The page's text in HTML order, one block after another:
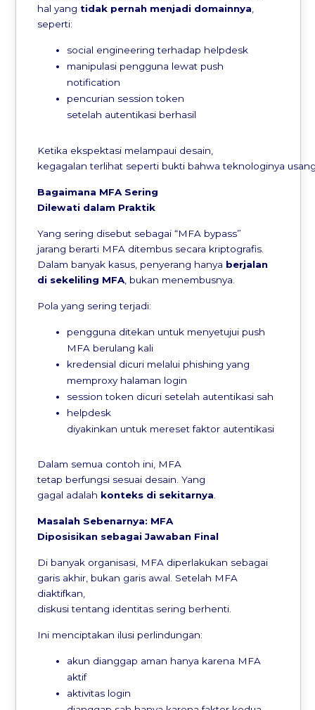
hal yangtidak pernah menjadi domainnya,
seperti:
social engineering terhadap helpdesk
manipulasi pengguna lewat push
notification
pencurian session token
setelah autentikasi berhasil
Ketika ekspektasi melampaui desain,
kegagalan terlihat seperti bukti bahwa teknologinya
Bagaimana MFA Sering
Dilewati dalam Praktik
Yang sering disebut sebagai “MFA bypass”
jarang berarti MFA ditembus secara kriptografis.
Dalam banyak kasus, penyerang hanya berjalan
di sekeliling MFA , bukan menembusnya.
Pola yang sering terjadi:
pengguna ditekan untuk menyetujui push
MFA berulang kali
kredensial dicuri melalui phishing yang
memproxy halaman login
session token dicuri setelah autentikasi sah
helpdesk
diyakinkan untuk mereset faktor autentikasi
Dalam semua contoh ini, MFA
tetap berfungsi sesuai desain. Yang
gagal adalah konteks di sekitarnya.
Masalah Sebenarnya: MFA
Diposisikan sebagai Jawaban Final
Di banyak organisasi, MFA diperlakukan sebagai
garis akhir, bukan garis awal. Setelah MFA
diaktifkan,
diskusi tentang identitas sering berhenti.
Ini menciptakan ilusi perlindungan:
akun dianggap aman hanya karena MFA
aktif
aktivitas login